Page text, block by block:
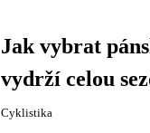
Jak vybrat
vydrží celou
Cyklistika